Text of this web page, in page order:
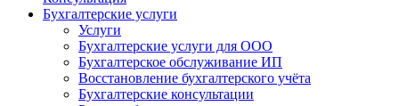
Бухгалтерские услуги
Услуги
Бухгалтерские услуги для ООО
Бухгалтерское обслуживание ИП
Восстановление бухгалтерского учёта
Бухгалтерские консультации